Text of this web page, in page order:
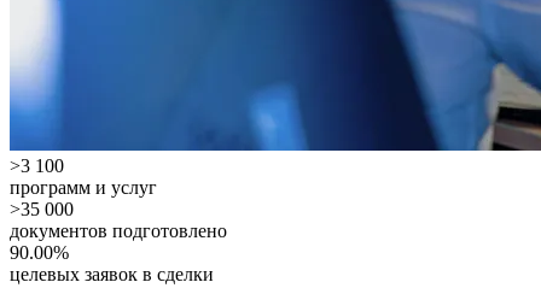
>3 100
программ и услуг
>35 000
документов подготовлено
90.00%
целевых заявок в сделки